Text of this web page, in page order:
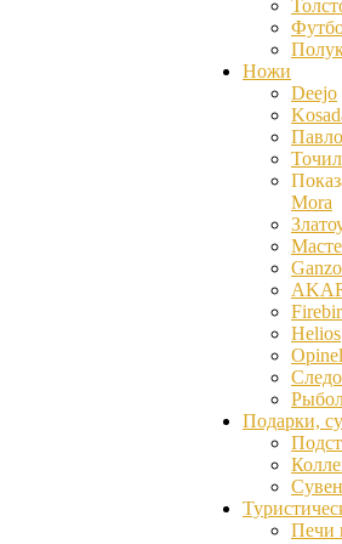
Ножи
Deejo
Mora
Ganzо
Helios
Opinel
Подарки,
Печи